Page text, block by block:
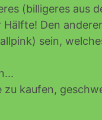
(billigeres aus
Den
sein,
kaufen,